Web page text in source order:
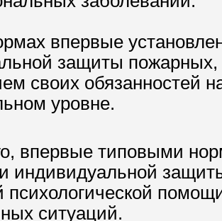
впервые
защиты пожарных,
своих обязанностей
уровне.
впервые типовыми
индивидуальной
психологической
ситуаций.